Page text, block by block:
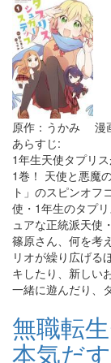
原作：うかみ 漫
あらすじ:
1年生天使タプリ
1巻！ 天使と悪魔
ト」のスピンオフ
使・1年生のタプ
ュアな正統派天使
篠原さん、何を考
リオが繰り広げる
キしたり、新しい
一緒に遊んだり、
無職転
本気だ